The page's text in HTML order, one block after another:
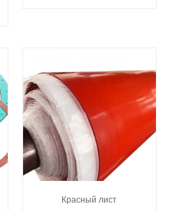
Красный лист